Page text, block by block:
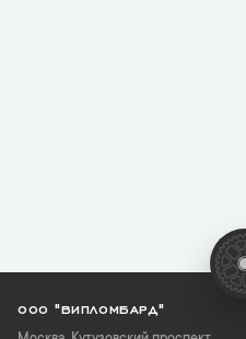
ООО "ВИПЛОМБАРД"